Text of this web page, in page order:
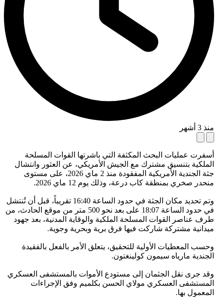
منذ 3 أشهر
أسفرت عمليات البحث المكثفة التي باشرتها القوات المسلحة
الملكية بتنسيق مشترك مع الجيش الأمريكي، عن العثور وانتشال
جثة الجندية الأمريكية المفقودة منذ 2 ماي 2026، على مستوى
منحدر صخري بمنطقة كاب درعة، وذلك يوم 12 ماي 2026.
وتم تحديد مكان الجثة في حدود الساعة 16:40 تقريباً، قبل أن تُنتشل
في حدود الساعة 18:07 على بعد نحو 500 متر من موقع الحادث، من
طرف عناصر القوات المسلحة الملكية والوقاية المدنية، بعد جهود
ميدانية مشتركة شاركت فيها فرق برية وبحرية وجوية.
وحسب المعطيات الأولية للتحقيق، يتعلق الأمر بالفعل بالفقيدة
الجندية مارياه سيمون كولينغتون.
وقد جرى نقل الجثمان إلى مستودع الأموات بالمستشفى العسكري
المستشفى العسكري مولاي الحسن بكلميم وفق الإجراءات
المعمول بها.